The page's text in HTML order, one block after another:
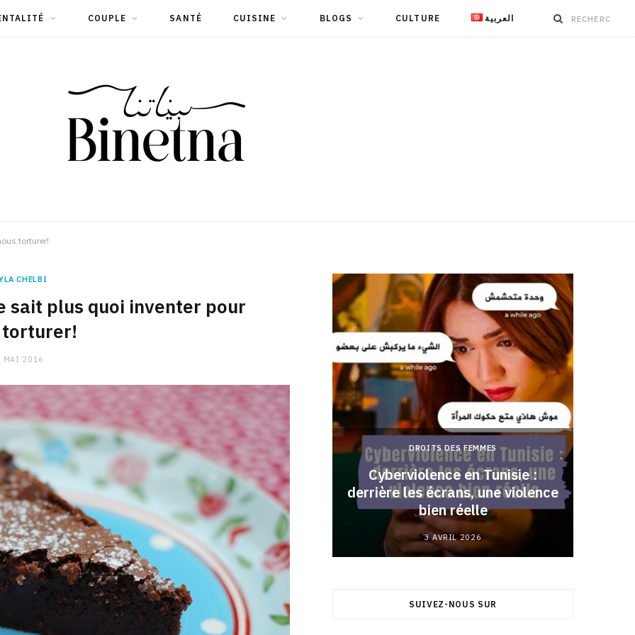
COUPLE SANTÉ CUISINE BLOGS CULTURE العربية
torturer!
CHELBI
sait plus quoi inventer pour
torturer!
MAI 2016
CHARGE MENTALE
Stress après le travail :
comment relâcher la pression
9 JANVIER 2026
DROITS DES FEMMES
Cyberviolence en Tunisie :
derrière les écrans, une violence
bien réelle
3 AVRIL 2026
SUIVEZ-NOUS SUR